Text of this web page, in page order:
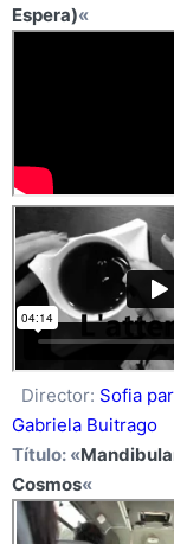
Espera)«
Director: Sofia
Gabriela Buitrago
Título: «
Cosmos«